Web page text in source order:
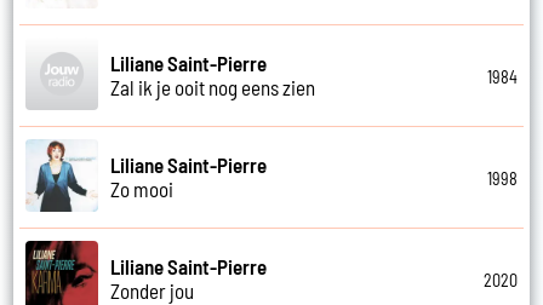
Liliane Saint-Pierre
Zal ik je ooit nog eens zien
1984
Liliane Saint-Pierre
Zo mooi
1998
Liliane Saint-Pierre
Zonder jou
2020